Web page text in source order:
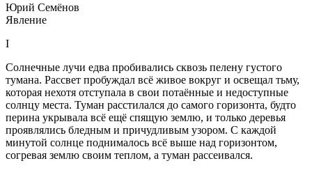
Юрий Семёнов
Явление
I
Солнечные лучи едва пробивались сквозь пелену густого
тумана. Рассвет пробуждал всё живое вокруг и освещал тьму,
которая нехотя отступала в свои потаённые и недоступные
солнцу места. Туман расстилался до самого горизонта, будто
перина укрывала всё ещё спящую землю, и только деревья
проявлялись бледным и причудливым узором. С каждой
минутой солнце поднималось всё выше над горизонтом,
согревая землю своим теплом, а туман рассеивался.